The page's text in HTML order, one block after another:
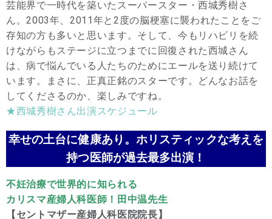
芸能界で一時代を築いたスーパースター・西城秀樹さ
ん。2003年、2011年と2度の脳梗塞に襲われたことをご
存知の方も多いと思います。そして、今もリハビリを続
けながらもステージに立つまでに回復された西城さん
は、病で悩んでいる人たちのためにエールを送り続けて
います。まさに、正真正銘のスターです。どんなお話を
してくださるのか、楽しみですね。
★西城秀樹さん出演スケジュール
幸せの土台に健康あり。ホリスティックな考えを
持つ医師が過去最多出演！
不妊治療で世界的に知られる
カリスマ産婦人科医師！ 田中温先生
【セントマザー産婦人科医院院長】